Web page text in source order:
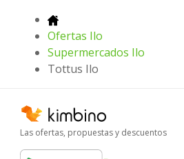
Ofertas Ilo
Supermercados Ilo
Tottus Ilo
Las ofertas, propuestas y descuentos